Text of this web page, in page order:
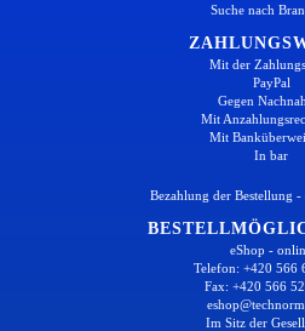
Suche nach
Mit der
PayPal
Gegen
Mit
Mit
In bar
Bezahlung der Bestellung
eShop -
Telefon: +420 566
Fax: +420 566
Im Sitz der